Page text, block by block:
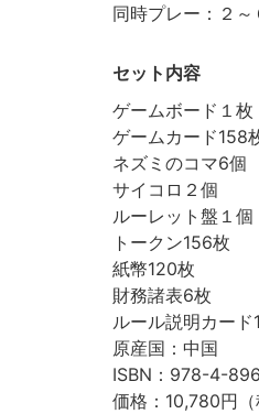
同時プレー：２～
セット内容
ゲームボード１枚
ゲームカード158
ネズミのコマ6個
サイコロ２個
ルーレット盤１個
トークン156枚
紙幣120枚
財務諸表6枚
ルール説明カード
原産国：中国
ISBN：978-4-
価格：10,780円（